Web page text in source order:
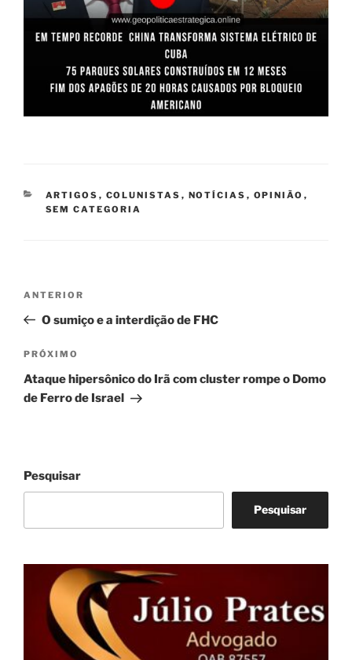
CATEGORIAS
ARTIGOS , COLUNISTAS , NOTÍCIAS , OPINIÃO ,
SEM CATEGORIA
Post
Post
anterior
ANTERIOR
O sumiço e a interdição de FHC
Próximo
post
PRÓXIMO
Ataque hipersônico do Irã com cluster rompe o Domo
de Ferro de Israel
Pesquisar
Pesquisar